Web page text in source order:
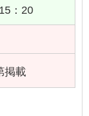
：20
掲載